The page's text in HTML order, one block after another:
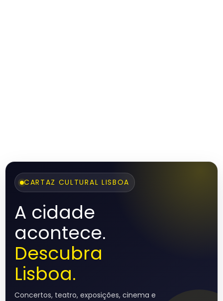
CARTAZ CULTURAL LISBOA
A cidade
acontece.
Descubra
Lisboa.
Concertos, teatro, exposições, cinema e